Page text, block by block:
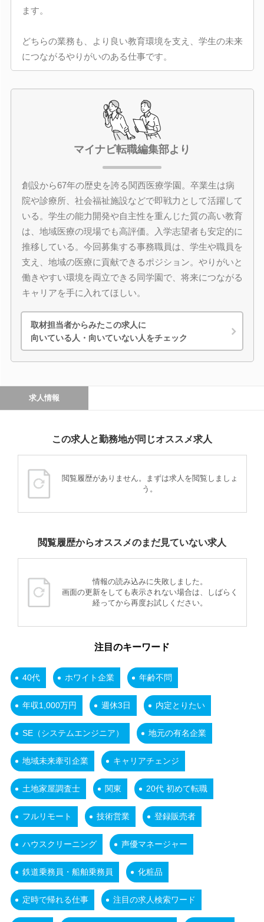
ます。
どちらの業務も、より良い教育環境を支え、学生の未来
につながるやりがいのある仕事です。
マイナビ転職編集部より
創設から67年の歴史を誇る関西医療学園。卒業生は病
院や診療所、社会福祉施設などで即戦力として活躍して
いる。学生の能力開発や自主性を重んじた質の高い教育
は、地域医療の現場でも高評価。入学志望者も安定的に
推移している。今回募集する事務職員は、学生や職員を
支え、地域の医療に貢献できるポジション。やりがいと
働きやすい環境を両立できる同学園で、将来につながる
キャリアを手に入れてほしい。
取材担当者からみたこの求人に
向いている人・向いていない人をチェック
求人情報
この求人と勤務地が同じオススメ求人
閲覧履歴がありません。まずは求人を閲覧しましょ
う。
閲覧履歴からオススメのまだ見ていない求人
情報の読み込みに失敗しました。
画面の更新をしても表示されない場合は、しばらく
経ってから再度お試しください。
注目のキーワード
40代 ホワイト企業 年齢不問
年収1,000万円 週休3日 内定とりたい
SE（システムエンジニア） 地元の有名企業
地域未来牽引企業 キャリアチェンジ
土地家屋調査士 関東 20代 初めて転職
フルリモート 技術営業 登録販売者
ハウスクリーニング 声優マネージャー
鉄道乗務員・船舶乗務員 化粧品
定時で帰れる仕事 注目の求人検索ワード